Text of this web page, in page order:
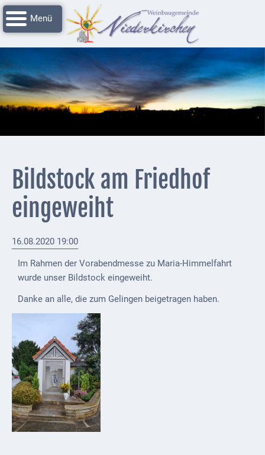
Navigation
überspringen
Startseite
Grussworte
Rathaus
Unser
Niederkirchen
Impressionen
Nachrichtenarchiv
Verbandsgemeinde
Deidesheim
Polizei +
Feuerwehrmeldungen
Externe
Behörden
Gottesdienste
Infrastruktur
und
Versorgung
Baumaßnahmen
Abfallentsorgung
Bildstock am Friedhof
eingeweiht
16.08.2020 19:00
Im Rahmen der Vorabendmesse zu Maria-Himmelfahrt
wurde unser Bildstock eingeweiht.
Danke an alle, die zum Gelingen beigetragen haben.